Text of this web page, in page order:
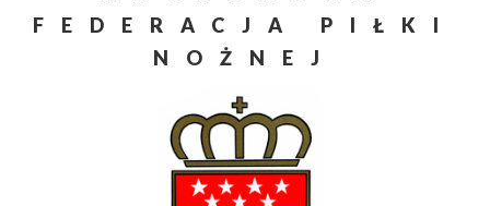
FEDERACJA PIŁKI
NOŻNEJ